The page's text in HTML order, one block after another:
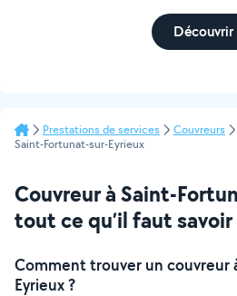
Découvrir
Prestations de services Couvreurs
Saint-Fortunat-sur-Eyrieux
Couvreur à Saint-
tout ce qu’il faut savoir
Comment trouver un couvreur
Eyrieux ?